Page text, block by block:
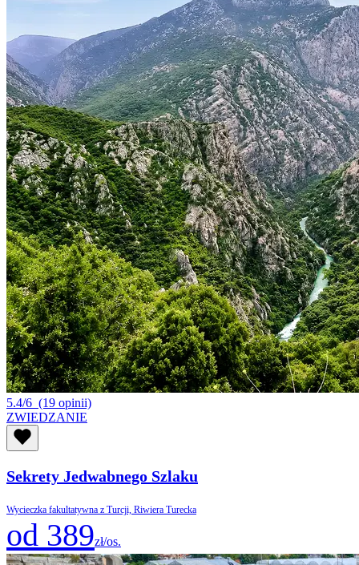
5.4/6 (19 opinii)
ZWIEDZANIE
Sekrety Jedwabnego Szlaku
Wycieczka fakultatywna z Turcji, Riwiera Turecka
od 389zł/os.